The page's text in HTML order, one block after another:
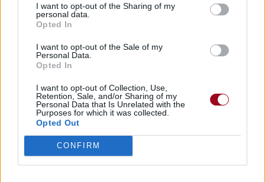
I want to opt-out of the Sharing of my
personal data.
Opted In
I want to opt-out of the Sale of my
Personal Data.
Opted In
I want to opt-out of Collection, Use,
Retention, Sale, and/or Sharing of my
Personal Data that Is Unrelated with the
Purposes for which it was collected.
Opted Out
CONFIRM